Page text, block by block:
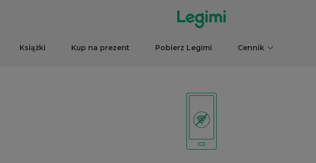
Książki Kup na prezent Pobierz Legimi Cennik